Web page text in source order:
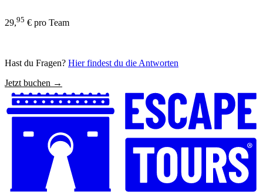
29,95 € pro Team
Hast du Fragen? Hier findest du die Antworten
Jetzt buchen →